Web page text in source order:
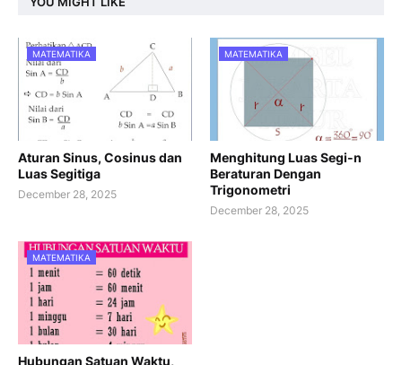
MATEMATIKA
Aturan Sinus, Cosinus dan
Luas Segitiga
December 28, 2025
MATEMATIKA
Menghitung Luas Segi-n
Beraturan Dengan
Trigonometri
December 28, 2025
MATEMATIKA
Hubungan Satuan Waktu,